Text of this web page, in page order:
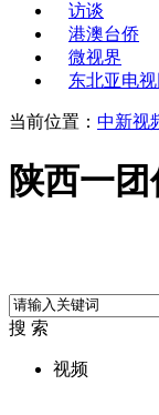
访谈
港澳台侨
微视界
东北亚电视
当前位置： 中新视
陕西一
搜 索
视频